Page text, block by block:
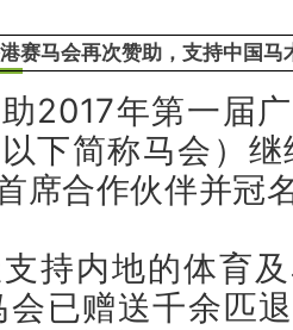
赛马会再次赞助，支持中国马
2017年第一届
下简称马会）
席合作伙伴并冠
持内地的体育
已赠送千余匹